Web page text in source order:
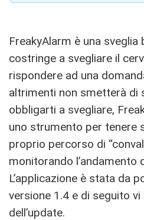
FreakyAlarm è una sveglia
costringe a svegliare il
rispondere ad una
altrimenti non smetterà di
obbligarti a svegliare,
uno strumento per tenere
proprio percorso di
monitorando l’andamento
L’applicazione è stata da
versione 1.4 e di seguito
dell’update.